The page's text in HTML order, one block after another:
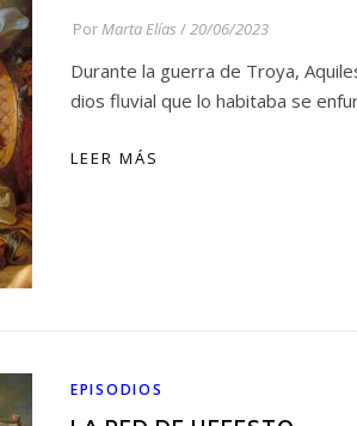
PorMarta Elías /20/06/2023
Durante la guerra de Troya,
dios fluvial que lo habitaba se
LEER MÁS
EPISODIOS